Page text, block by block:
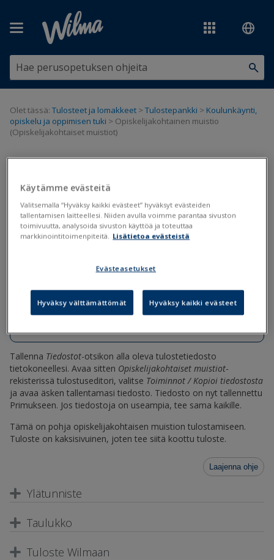
Olet tässä: Tulosteet ja lomakkeet >Tulostepankki > Koulunkäynti,
opiskelu ja oppimisen tuki > Opiskelijakohtainen muistio
(Opiskelijakohtaiset muistiot)
Opiskelijakohtainen muistio
(Opiskelijakohtaiset muistiot)
Päivitetty viimeksi: 1.10.2020
Opiskelijakohtainen-muistio-sivu1.tul
Opiskelijakohtainen-muistio-sivu2.tul
Tallenna Tiedostot-otsikon alla oleva tulostetiedosto
tietokoneellesi. Avaa sitten Opiskelijakohtaiset muistiot-
rekisterissä tulostuseditori, valitse Toiminnot / Kopioi tiedostosta
ja avaa äsken tallentamasi tiedosto. Tiedosto on nyt tallennettu
Primukseen. Jos tiedostoja on useampia, tee sama kaikille.
Tämä on pohja opiskelijakohtaisen muistion tulostamiseen.
Tuloste on kaksisivuinen, joten tee siitä koottu tuloste.
Laajenna ohje
Ylätunniste
Taulukko
Tuloste Wilmaan
Käytämme evästeitä
Valitsemalla “Hyväksy kaikki evästeet” hyväksyt evästeiden
tallentamisen laitteellesi. Niiden avulla voimme parantaa sivuston
toimivuutta, analysoida sivuston käyttöä ja toteuttaa
markkinointitoimenpiteitä. Lisätietoa evästeistä
Evästeasetukset
Hyväksy välttämättömät Hyväksy kaikki evästeet